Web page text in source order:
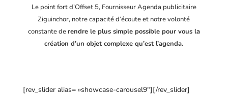
Le point fort d’Offset 5, Fournisseur Agenda publicitaire
Ziguinchor, notre capacité d’écoute et notre volonté
constante derendre le plus simple possible pour vous la
création d’un objet complexe qu’est l’agenda.
[rev_slider alias= »showcase-carousel9″][/rev_slider]